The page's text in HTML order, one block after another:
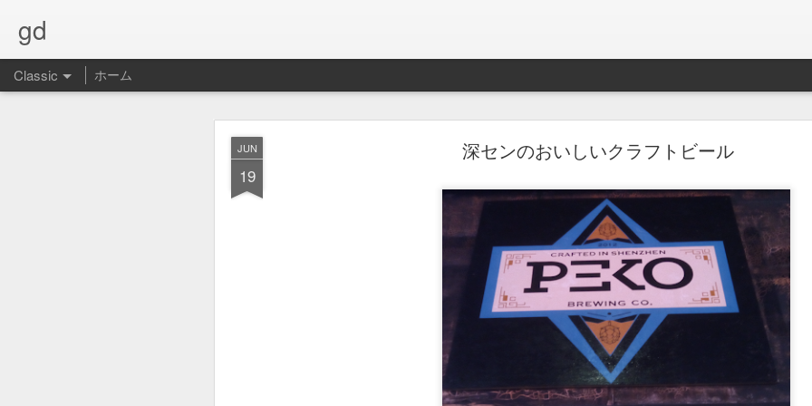
JUN
19
深センのおいしいクラフトビール
gd
Classic ホーム
夢を跨ぐと糞が踊るよ／プラスチックのゴミがあるだ